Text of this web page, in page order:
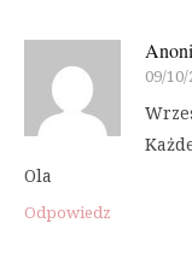
09/
Ola
Odpowiedz